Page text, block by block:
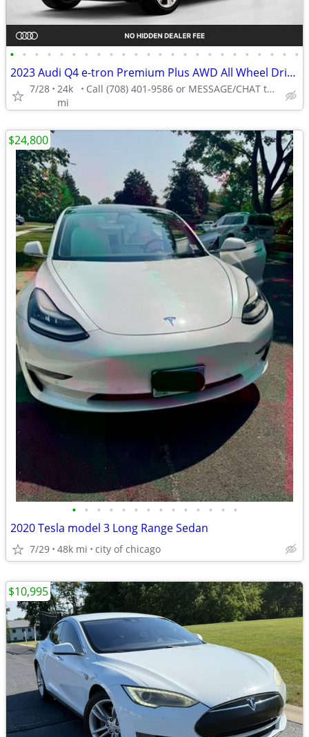
• • • • • • • • • • • • • • • • • • • • • • • •
2023 Audi Q4 e-tron Premium Plus AWD All Wheel Drive SUV Electric AUTONATION
7/28 24k
mi
Call (708) 401-9586 or MESSAGE/CHAT to confirm availability
• • • • • • • • • • • • • •
2020 Tesla model 3 Long Range Sedan
7/29 48k mi city of chicago
$24,800
$10,995